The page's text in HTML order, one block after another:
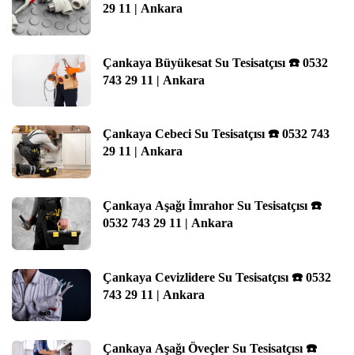
29 11 | Ankara
Çankaya Büyükesat Su Tesisatçısı ☎️ 0532
743 29 11 | Ankara
Çankaya Cebeci Su Tesisatçısı ☎️ 0532 743
29 11 | Ankara
Çankaya Aşağı İmrahor Su Tesisatçısı ☎️
0532 743 29 11 | Ankara
Çankaya Cevizlidere Su Tesisatçısı ☎️ 0532
743 29 11 | Ankara
Çankaya Aşağı Öveçler Su Tesisatçısı ☎️